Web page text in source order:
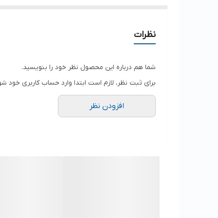
نظرات
شما هم درباره این محصول نظر خود را بنویسید.
برای ثبت نظر، لازم است ابتدا وارد حساب کاربری خود
افزودن نظر